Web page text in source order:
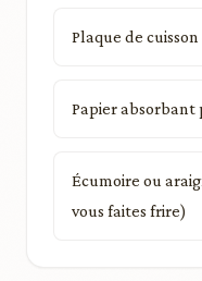
Plaque de
Papier
Écumoire ou
vous faites frire)